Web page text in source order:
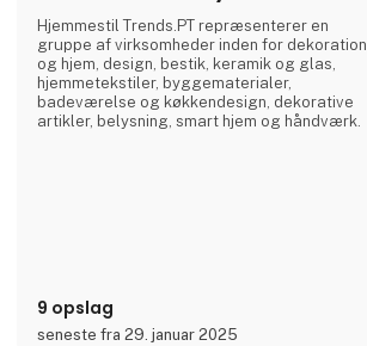
Hjemmestil Trends.PT repræsenterer en
gruppe af virksomheder inden for dekoration
og hjem, design, bestik, keramik og glas,
hjemmetekstiler, byggematerialer,
badeværelse og køkkendesign, dekorative
artikler, belysning, smart hjem og håndværk.
9 opslag
seneste fra 29. januar 2025